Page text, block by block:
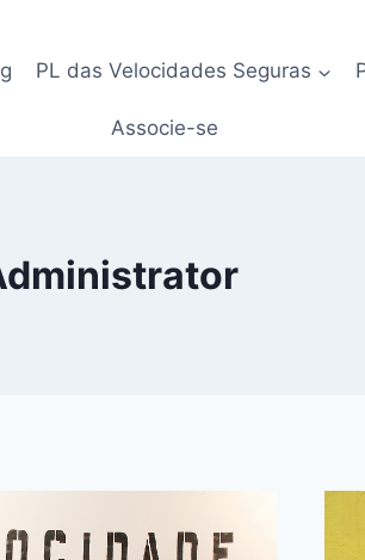
PL das Velocidades Seguras
Associe-se